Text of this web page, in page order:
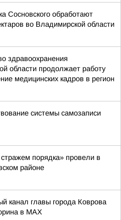
Сосновского обработают
во Владимирской области
здравоохранения
области продолжает работу
медицинских кадров в регион
системы самозаписи
порядка» провели в
районе
канал главы города Коврова
в МАХ